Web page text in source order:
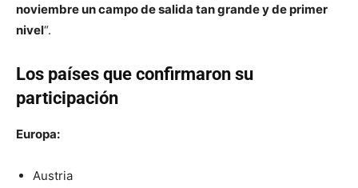
noviembre un campo de salida tan grande y de primer
nivel“.
Los países que confirmaron su
participación
Europa:
Austria